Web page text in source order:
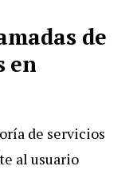
de
en
de servicios
al usuario